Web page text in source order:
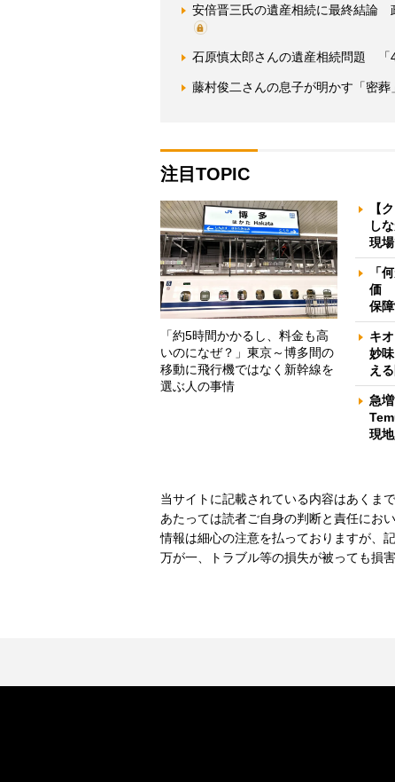
安倍晋三氏の遺産相続に最終結論
石原慎太郎さんの遺産相続問題 「
藤村俊二さんの息子が明かす「密
注目TOPIC
「約5時間かかるし、料金も高
いのになぜ？」東京～博多間の
移動に飛行機ではなく新幹線を
選ぶ人の事情
【
し
現
「
価
保
キ
妙
え
急
現
当サイトに記載されている内容はあくま
あたっては読者ご自身の判断と責任にお
情報は細心の注意を払っておりますが、
万が一、トラブル等の損失が被っても損